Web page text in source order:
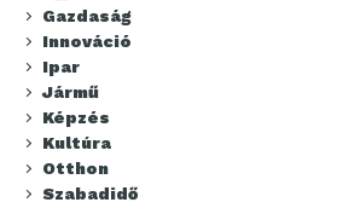
Gazdaság
Innováció
Ipar
Jármű
Képzés
Kultúra
Otthon
Szabadidő